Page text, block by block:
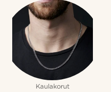
Kaulakorut